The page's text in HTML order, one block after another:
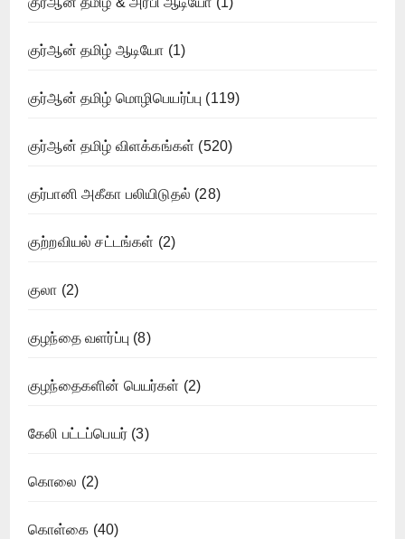
குர்ஆன் தமிழ் ஆடியோ (1)
குர்ஆன் தமிழ் மொழிபெயர்ப்பு (119)
குர்ஆன் தமிழ் விளக்கங்கள் (520)
குர்பானி அகீகா பலியிடுதல் (28)
குற்றவியல் சட்டங்கள் (2)
குலா (2)
குழந்தை வளர்ப்பு (8)
குழந்தைகளின் பெயர்கள் (2)
கேலி பட்டப்பெயர் (3)
கொலை (2)
கொள்கை (40)